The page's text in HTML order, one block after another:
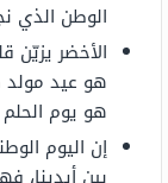
الوطن الذي
الأخضر يزيّن
هو عيد مولد
هو يوم
إن اليوم